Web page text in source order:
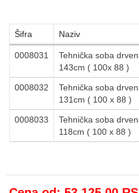
Šifra Naziv
0008031
Tehnička soba
143cm ( 100x 88 )
0008032
Tehnička soba
131cm ( 100 x 88 )
0008033
Tehnička soba
118cm ( 100 x 88 )